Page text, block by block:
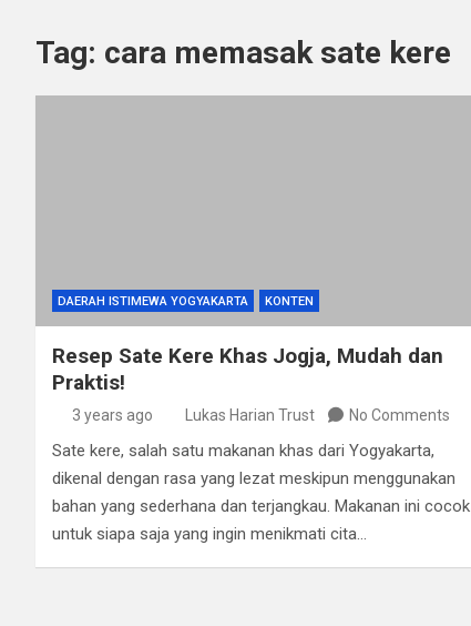
Tag: cara memasak sate kere
DAERAH ISTIMEWA YOGYAKARTA KONTEN
Resep Sate Kere Khas Jogja, Mudah dan
Praktis!
3 years ago Lukas Harian Trust No Comments
Sate kere, salah satu makanan khas dari Yogyakarta,
dikenal dengan rasa yang lezat meskipun menggunakan
bahan yang sederhana dan terjangkau. Makanan ini cocok
untuk siapa saja yang ingin menikmati cita…